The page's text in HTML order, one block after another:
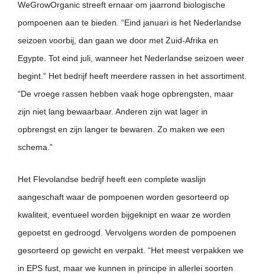
WeGrowOrganic streeft ernaar om jaarrond biologische
pompoenen aan te bieden. “Eind januari is het Nederlandse
seizoen voorbij, dan gaan we door met Zuid-Afrika en
Egypte. Tot eind juli, wanneer het Nederlandse seizoen weer
begint.” Het bedrijf heeft meerdere rassen in het assortiment.
“De vroege rassen hebben vaak hoge opbrengsten, maar
zijn niet lang bewaarbaar. Anderen zijn wat lager in
opbrengst en zijn langer te bewaren. Zo maken we een
schema.”
Het Flevolandse bedrijf heeft een complete waslijn
aangeschaft waar de pompoenen worden gesorteerd op
kwaliteit, eventueel worden bijgeknipt en waar ze worden
gepoetst en gedroogd. Vervolgens worden de pompoenen
gesorteerd op gewicht en verpakt. “Het meest verpakken we
in EPS fust, maar we kunnen in principe in allerlei soorten